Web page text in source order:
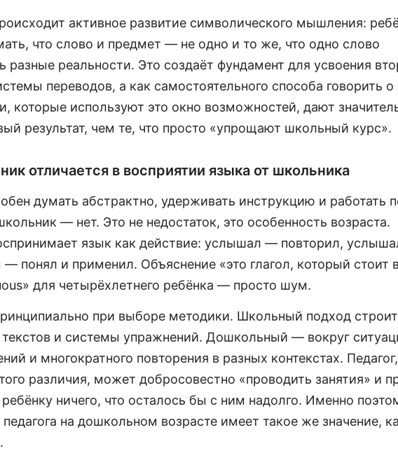
активное развитие символического мышления:
что слово и предмет — не одно и то же, что одно слово
разные реальности. Это создаёт фундамент для усвоения
переводов, а как самостоятельного способа говорить о
которые используют это окно возможностей, дают
результат, чем те, что просто «упрощают школьный курс».
отличается в восприятии языка от школьника
думать абстрактно, удерживать инструкцию и работать
— нет. Это не недостаток, это особенность возраста.
язык как действие: услышал — повторил,
— понял и применил. Объяснение «это глагол, который стоит
для четырёхлетнего ребёнка — просто шум.
при выборе методики. Школьный подход
текстов и системы упражнений. Дошкольный — вокруг
и многократного повторения в разных контекстах.
различия, может добросовестно «проводить занятия» и
ничего, что осталось бы с ним надолго. Именно
на дошкольном возрасте имеет такое же значение,